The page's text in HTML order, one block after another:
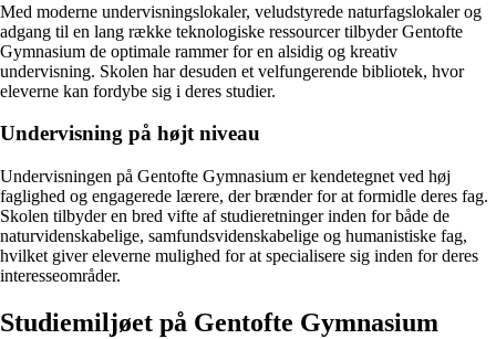
Med moderne undervisningslokaler, veludstyrede naturfagslokaler og
adgang til en lang række teknologiske ressourcer tilbyder Gentofte
Gymnasium de optimale rammer for en alsidig og kreativ
undervisning. Skolen har desuden et velfungerende bibliotek, hvor
eleverne kan fordybe sig i deres studier.
Undervisning på højt niveau
Undervisningen på Gentofte Gymnasium er kendetegnet ved høj
faglighed og engagerede lærere, der brænder for at formidle deres fag.
Skolen tilbyder en bred vifte af studieretninger inden for både de
naturvidenskabelige, samfundsvidenskabelige og humanistiske fag,
hvilket giver eleverne mulighed for at specialisere sig inden for deres
interesseområder.
Studiemiljøet på Gentofte Gymnasium